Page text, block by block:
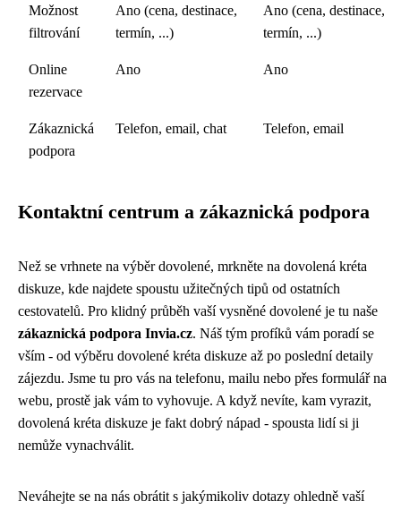
Možnost
filtrování
Ano (cena, destinace,
termín, ...)
Ano (cena, destinace,
termín, ...)
Online
rezervace
Ano Ano
Zákaznická
podpora
Telefon, email, chat Telefon, email
Kontaktní centrum a zákaznická podpora
Než se vrhnete na výběr dovolené, mrkněte na dovolená kréta
diskuze, kde najdete spoustu užitečných tipů od ostatních
cestovatelů. Pro klidný průběh vaší vysněné dovolené je tu naše
zákaznická podpora Invia.cz. Náš tým profíků vám poradí se
vším - od výběru dovolené kréta diskuze až po poslední detaily
zájezdu. Jsme tu pro vás na telefonu, mailu nebo přes formulář na
webu, prostě jak vám to vyhovuje. A když nevíte, kam vyrazit,
dovolená kréta diskuze je fakt dobrý nápad - spousta lidí si ji
nemůže vynachválit.
Neváhejte se na nás obrátit s jakýmikoliv dotazy ohledně vaší